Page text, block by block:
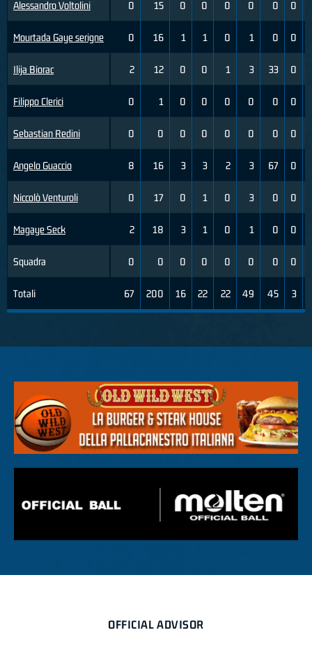
Alessandro Voltolini
Mourtada Gaye serigne
Ilija Biorac
Filippo Clerici
Sebastian Redini
Angelo Guaccio
Niccolò Venturoli
Magaye Seck
Squadra
Totali
0 15 0 0 0 0 0 0
0 16 1 1 0 1 0 0
2 12 0 0 1 3 33 0
0 1 0 0 0 0 0 0
0 0 0 0 0 0 0 0
8 16 3 3 2 3 67 0
0 17 0 1 0 3 0 0
2 18 3 1 0 1 0 0
0 0 0 0 0 0 0 0
67 200 16 22 22 49 45 3
OFFICIAL ADVISOR